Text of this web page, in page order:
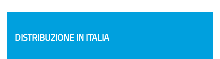
DISTRIBUZIONE IN ITALIA